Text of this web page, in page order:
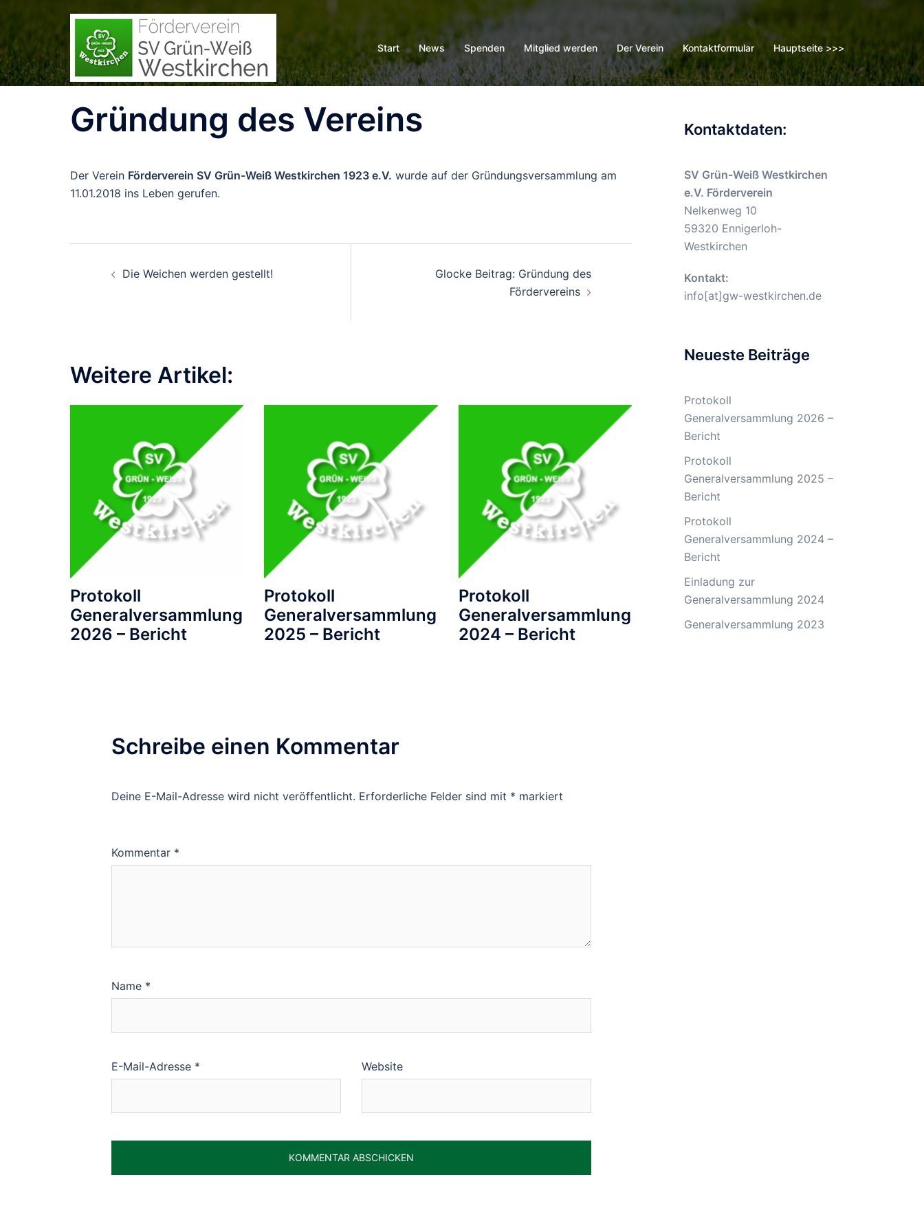
springen
Start News Spenden Mitglied werden Der Verein Kontaktformular Hauptseite >>>
Gründung des Vereins
Der Verein Förderverein SV Grün-Weiß Westkirchen 1923 e.V. wurde auf der Gründungsversammlung am
11.01.2018 ins Leben gerufen.
Die Weichen werden gestellt!
Glocke Beitrag: Gründung des
Fördervereins
Weitere Artikel:
Protokoll
Generalversammlung
2026 – Bericht
Protokoll
Generalversammlung
2025 – Bericht
Protokoll
Generalversammlung
2024 – Bericht
Schreibe einen Kommentar
Deine E-Mail-Adresse wird nicht veröffentlicht. Erforderliche Felder sind mit * markiert
Kommentar *
Name *
E-Mail-Adresse * Website
Kontaktdaten:
SV Grün-Weiß Westkirchen
e.V. Förderverein
Nelkenweg 10
59320 Ennigerloh-
Westkirchen
Kontakt:
info[at]gw-westkirchen.de
Neueste Beiträge
Protokoll
Generalversammlung 2026 –
Bericht
Protokoll
Generalversammlung 2025 –
Bericht
Protokoll
Generalversammlung 2024 –
Bericht
Einladung zur
Generalversammlung 2024
Generalversammlung 2023